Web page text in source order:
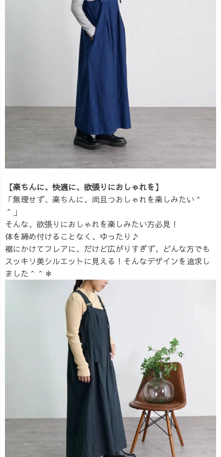
【楽ちんに、快適に、欲張りにおしゃれを】
「無理せず、楽ちんに、尚且つおしゃれを楽しみたい＾
＾」
そんな、欲張りにおしゃれを楽しみたい方必見！
体を締め付けることなく、ゆったり♪
裾にかけてフレアに、だけど広がりすぎず、どんな方でも
スッキリ美シルエットに見える！そんなデザインを追求し
ました＾＾＊